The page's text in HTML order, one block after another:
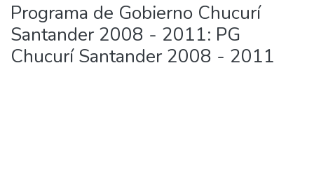
Programa de Gobierno Chucurí
Santander 2008 - 2011: PG
Chucurí Santander 2008 - 2011